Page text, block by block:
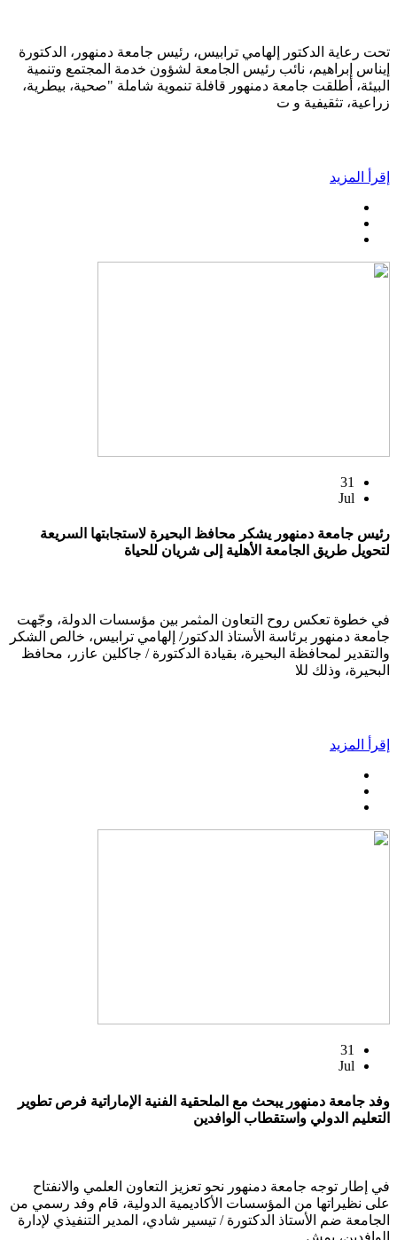
تحت رعاية الدكتور إلهامي ترابيس، رئيس جامعة دمنهور، الدكتورة
إيناس إبراهيم، نائب رئيس الجامعة لشؤون خدمة المجتمع وتنمية
البيئة، أطلقت جامعة دمنهور قافلة تنموية شاملة "صحية، بيطرية،
زراعية، تثقيفية و ت
إقرأ المزيد
31
Jul
رئيس جامعة دمنهور يشكر محافظ البحيرة لاستجابتها السريعة
لتحويل طريق الجامعة الأهلية إلى شريان للحياة
في خطوة تعكس روح التعاون المثمر بين مؤسسات الدولة، وجّهت
جامعة دمنهور برئاسة الأستاذ الدكتور/ إلهامي ترابيس، خالص الشكر
والتقدير لمحافظة البحيرة، بقيادة الدكتورة / جاكلين عازر، محافظ
البحيرة، وذلك للا
إقرأ المزيد
31
Jul
وفد جامعة دمنهور يبحث مع الملحقية الفنية الإماراتية فرص تطوير
التعليم الدولي واستقطاب الوافدين
في إطار توجه جامعة دمنهور نحو تعزيز التعاون العلمي والانفتاح
على نظيراتها من المؤسسات الأكاديمية الدولية، قام وفد رسمي من
الجامعة ضم الأستاذ الدكتورة / تيسير شادي، المدير التنفيذي لإدارة
الوافدين، بمش